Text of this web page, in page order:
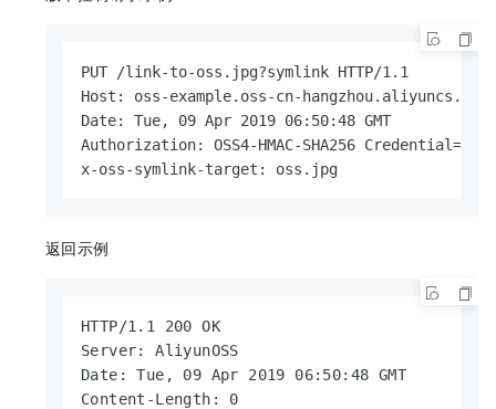
PUT /link-to-oss.jpg?symlink HTTP/1.1
Host: oss-example.oss-cn-hangzhou.aliyuncs.com
Date: Tue, 09 Apr 2019 06:50:48 GMT
Authorization: OSS4-HMAC-SHA256
x-oss-symlink-target: oss.jpg
返回示例
HTTP/1.1 200 OK
Server: AliyunOSS
Date: Tue, 09 Apr 2019 06:50:48 GMT
Content-Length: 0